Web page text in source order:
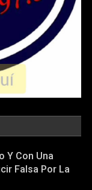
Y Con Una
Falsa Por La